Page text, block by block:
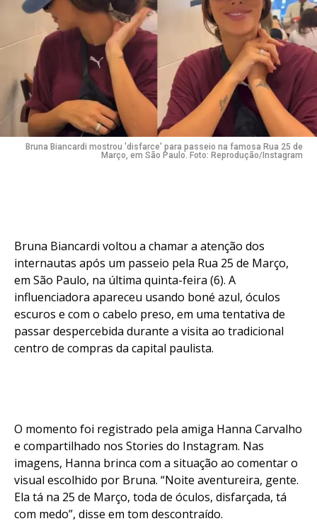
Bruna Biancardi mostrou 'disfarce' para passeio na famosa Rua 25 de
Março, em São Paulo. Foto: Reprodução/Instagram
Bruna Biancardi voltou a chamar a atenção dos
internautas após um passeio pela Rua 25 de Março,
em São Paulo, na última quinta-feira (6). A
influenciadora apareceu usando boné azul, óculos
escuros e com o cabelo preso, em uma tentativa de
passar despercebida durante a visita ao tradicional
centro de compras da capital paulista.
O momento foi registrado pela amiga Hanna Carvalho
e compartilhado nos Stories do Instagram. Nas
imagens, Hanna brinca com a situação ao comentar o
visual escolhido por Bruna. “Noite aventureira, gente.
Ela tá na 25 de Março, toda de óculos, disfarçada, tá
com medo”, disse em tom descontraído.